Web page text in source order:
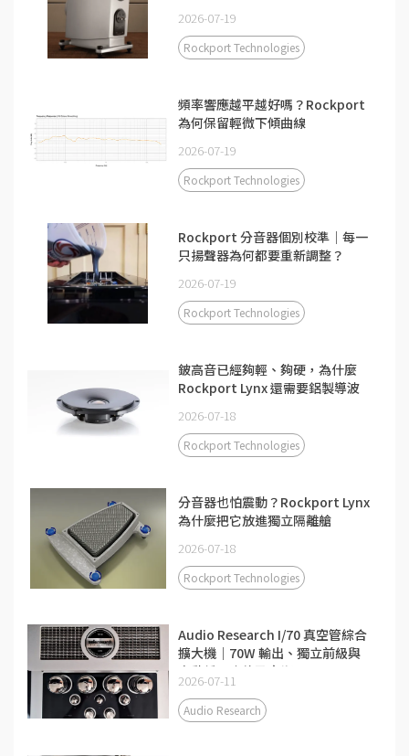
2026-07-19
Rockport Technologies
頻率響應越平越好嗎？Rockport
為何保留輕微下傾曲線
2026-07-19
Rockport Technologies
Rockport 分音器個別校準｜每一
只揚聲器為何都要重新調整？
2026-07-19
Rockport Technologies
鈹高音已經夠輕、夠硬，為什麼
Rockport Lynx 還需要鋁製導波
2026-07-18
Rockport Technologies
分音器也怕震動？Rockport Lynx
為什麼把它放進獨立隔離艙
2026-07-18
Rockport Technologies
Audio Research I/70 真空管綜合
擴大機｜70W 輸出、獨立前級與
自動偏壓｜佳盈音響
2026-07-11
Audio Research